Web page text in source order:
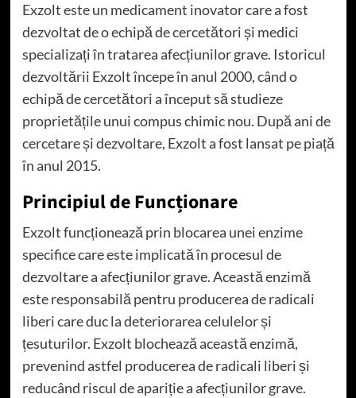
Exzolt este un medicament inovator care a fost
dezvoltat de o echipă de cercetători și medici
specializați în tratarea afecțiunilor grave. Istoricul
dezvoltării Exzolt începe în anul 2000, când o
echipă de cercetători a început să studieze
proprietățile unui compus chimic nou. După ani de
cercetare și dezvoltare, Exzolt a fost lansat pe piață
în anul 2015.
Principiul de Funcționare
Exzolt funcționează prin blocarea unei enzime
specifice care este implicată în procesul de
dezvoltare a afecțiunilor grave. Această enzimă
este responsabilă pentru producerea de radicali
liberi care duc la deteriorarea celulelor și
țesuturilor. Exzolt blochează această enzimă,
prevenind astfel producerea de radicali liberi și
reducând riscul de apariție a afecțiunilor grave.